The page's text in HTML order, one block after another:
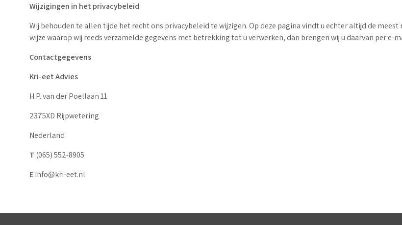
Wijzigingen in het privacybeleid
Wij behouden te allen tijde het recht ons privacybeleid te wijzigen. Op deze pagina vindt u echter altijd de
wijze waarop wij reeds verzamelde gegevens met betrekking tot u verwerken, dan brengen wij u daarvan per e-
Contactgegevens
Kri-eet Advies
H.P. van der Poellaan 11
2375XD Rijpwetering
Nederland
T (065) 552-8905
Einfo@kri-eet.nl